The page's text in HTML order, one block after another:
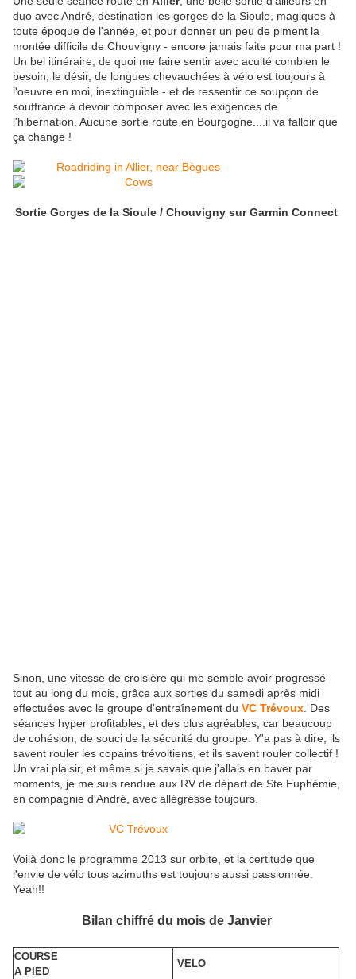
duo avec André, destination les gorges de la Sioule, magiques à
toute époque de l'année, et pour donner un peu de piment la
montée difficile de Chouvigny - encore jamais faite pour ma part !
Un bel itinéraire, de quoi me faire sentir avec acuité combien le
besoin, le désir, de longues chevauchées à vélo est toujours à
l'oeuvre en moi, inextinguible - et de ressentir ce soupçon de
souffrance à devoir composer avec les exigences de
l'hibernation. Aucune sortie route en Bourgogne....il va falloir que
ça change !
Sortie Gorges de la Sioule / Chouvigny sur Garmin Connect
Sinon, une vitesse de croisière qui me semble avoir progressé
tout au long du mois, grâce aux sorties du samedi après midi
effectuées avec le groupe d'entraînement du VC Trévoux . Des
séances hyper profitables, et des plus agréables, car beaucoup
de cohésion, de souci de la sécurité du groupe. Y'a pas à dire, ils
savent rouler les copains trévoltiens, et ils savent rouler collectif !
Un vrai plaisir, et même si je savais que j'allais en baver par
moments, je me suis rendue aux RV de départ de Ste Euphémie,
en compagnie d'André, avec allégresse toujours.
Voilà donc le programme 2013 sur orbite, et la certitude que
l'envie de vélo tous azimuths est toujours aussi passionnée.
Yeah!!
Bilan chiffré du mois de Janvier
COURSE
A PIED
VELO